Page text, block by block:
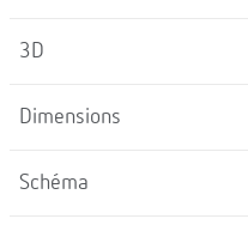
3D
Dimensions
Schéma